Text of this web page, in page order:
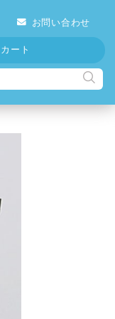
お問い合わせ
カート